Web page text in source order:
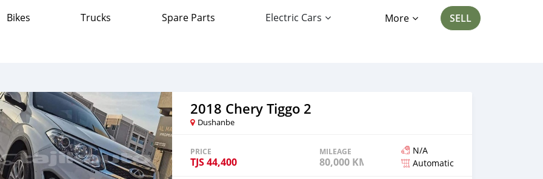
Bikes Trucks Spare Parts Electric Cars More SELL
2018 Chery Tiggo 2
Dushanbe
PRICE
TJS44,400
MILEAGE
80,000 KM
N/A
Automatic